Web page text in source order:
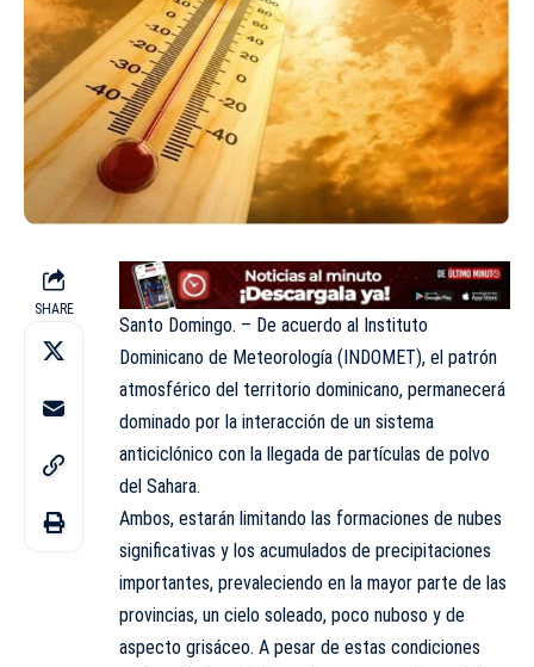
SHARE
Santo Domingo. – De acuerdo al Instituto
Dominicano de Meteorología (INDOMET), el patrón
atmosférico del territorio dominicano, permanecerá
dominado por la interacción de un sistema
anticiclónico con la llegada de partículas de polvo
del Sahara.
Ambos, estarán limitando las formaciones de nubes
significativas y los acumulados de precipitaciones
importantes, prevaleciendo en la mayor parte de las
provincias, un cielo soleado, poco nuboso y de
aspecto grisáceo. A pesar de estas condiciones